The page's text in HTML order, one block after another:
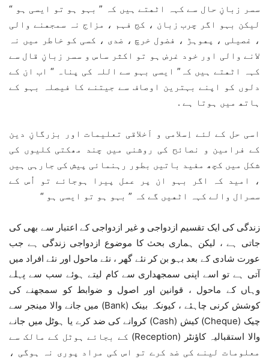
ﺳﺴﺮ ﺯﺑﺎﻥِ ﺣﺎﻝ ﺳﮯ ﮐﮩﮧ ﺍﭨﮭﺘﮯ ﮨﯿﮟ کہ ” ﺑﮩﻮ ہو تو ایسی ہو “
ﻟﯿﮑﻦ ﺑﮩﻮ اگر چرب ﺯﺑﺎﻥ ، ﮐﺞ ﻓﮩﻢ ، ﻣﺰﺍﺝ ﻧﮧ ﺳﻤﺠﮭﻨﮯ ﻭﺍﻟﯽ
، ﻏﺼﯿﻠﯽ ، ﭘﮭﻮﮨﮍ ، ﻓﻀﻮﻝ ﺧﺮﭺ ، ﺿﺪﯼ ، ﮐﺴﯽ ﮐﻮ خاطر میں نہ
لانے ﻭﺍﻟﯽ ﺍﻭﺭ ﺧﻮﺩ ﻏﺮﺽ ﮨﻮ ﺗﻮ ﺍﮐﺜﺮ ﺳﺎﺱ و ﺳﺴﺮ ﺯﺑﺎﻥِ ﻗﺎﻝ ﺳﮯ
ﮐﮩﮧ ﺍﭨﮭﺘﮯ ﮨﯿﮟ کہ” ایسی ﺑﮩﻮ سے اللہ کی پناہ “ ﺍﺏ ان کے
دلوں کو اپنے بہترین اوصاف سے جیتنے کا ﻓﯿﺼﻠﮧ ﺑﮩﻮ ﮐﮯ
ﮨﺎﺗﮫ ﻣﯿﮟ ہوتا ﮨﮯ .
اسی حل کے لئے ﺍِﺳﻼﻣﯽ ﻭ ﺍَﺧﻼﻗﯽ ﺗﻌﻠﯿﻤﺎﺕ ﺍﻭﺭ ﺑﺰﺭﮔﺎﻥِ ﺩﯾﻦ
ﮐﮯ ﻓﺮﺍﻣﯿﻦ ﻭ ﻧﺼﺎﺋﺢ ﮐﯽ ﺭﻭﺷﻨﯽ میں ﭼﻨﺪ مھکتی کلیوں کی
شکل میں کچھ مفید باتیں بطور رہنمائی ﭘﯿﺶ کی جارہی ہیں
، ﺍﻣﯿﺪ ﮐﮧ اگر ﺑﮩﻮ ﺍﻥ ﭘﺮ ﻋﻤﻞ ﭘﯿﺮﺍ ﮨﻮجائے ﺗﻮ ﺍُﺱ ﮐﮯ
ﺳﺴﺮﺍﻝ ﻭﺍﻟﮯ ﮐﮩﮧ ﺍﭨﮭﯿﮟ ﮔﮯ کہ ” ﺑﮩﻮ ہو تو ایسی ہو “
ﺯﻧﺪﮔﯽ کی ایک تقسیم ازدواجی و غیر ازدواجی کے اعتبار سے بھی کی
جاتی ہے ، لیکن ہماری بحث کا موضوع ازدواجی زندگی ہے جب
عورت ﺷﺎﺩﯼ ﮐﮯ ﺑﻌﺪ ﺑﮩﻮ ﺑﻦ ﮐﺮ ﻧﺌﮯ ﮔﮭﺮ ، ﻧﺌﮯ ﻣﺎﺣﻮﻝ ﺍﻭﺭ ﻧﺌﮯ ﺍﻓﺮﺍﺩ ﻣﯿﮟ
ﺁﺗﯽ ﮨﮯ تو اسے اپنی ﺳﻤﺠﮭﺪﺍﺭﯼ سے کام لیتے ہوئے سب سے ﭘﮩﻠﮯ
ﻭﮨﺎﮞ کے ﻣﺎﺣﻮﻝ ، ﻗﻮﺍﻧﯿﻦ ﺍﻭﺭ ﺍﺻﻮﻝ ﻭ ﺿﻮﺍﺑﻂ کو سمجھنے کی
کوشش کرنی چاہئے ، کیونکہ ﺑﯿﻨﮏ (Bank) ﻣﯿﮟ ﺟﺎﻧﮯ ﻭﺍﻻ ﻣﯿﻨﺠﺮ ﺳﮯ
ﭼﯿﮏ (Cheque) ﮐﯿﺶ (Cash) ﮐﺮﻭﺍﻧﮯ ﮐﯽ ﺿﺪ ﮐﺮﮮ ﯾﺎ ﮨﻮﭨﻞ ﻣﯿﮟ ﺟﺎﻧﮯ
ﻭﺍﻻ ﺍﺳﺘﻘﺒﺎﻟﯿﮧ کاؤنٹر (Reception) ﮐﮯ ﺑﺠﺎﺋﮯ ﮨﻮﭨﻞ ﮐﮯ ﻣﺎﻟﮏ ﺳﮯ
ﻣﻌﻠﻮﻣﺎﺕ ﻟﯿﻨﮯ ﮐﯽ ﺿﺪ ﮐﺮﮮ ﺗﻮ ﺍﺱ ﮐﯽ ﻣﺮﺍﺩ ﭘﻮﺭﯼ ﻧﮧ ﮨﻮﮔﯽ ،